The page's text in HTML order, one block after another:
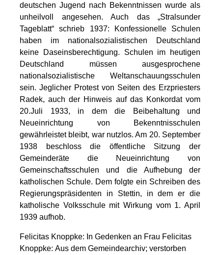
deutschen Jugend nach Bekenntnissen wurde als
unheilvoll angesehen. Auch das „Stralsunder
Tageblatt“ schrieb 1937: Konfessionelle Schulen
haben im nationalsozialistischen Deutschland
keine Daseinsberechtigung. Schulen im heutigen
Deutschland müssen ausgesprochene
nationalsozialistische Weltanschauungsschulen
sein. Jeglicher Protest von Seiten des Erzpriesters
Radek, auch der Hinweis auf das Konkordat vom
20.Juli 1933, in dem die Beibehaltung und
Neueinrichtung von Bekenntnisschulen
gewährleistet bleibt, war nutzlos. Am 20. September
1938 beschloss die öffentliche Sitzung der
Gemeinderäte die Neueinrichtung von
Gemeinschaftsschulen und die Aufhebung der
katholischen Schule. Dem folgte ein Schreiben des
Regierungspräsidenten in Stettin, in dem er die
katholische Volksschule mit Wirkung vom 1. April
1939 aufhob.
Felicitas Knoppke: In Gedenken an Frau Felicitas
Knoppke: Aus dem Gemeindearchiv; verstorben